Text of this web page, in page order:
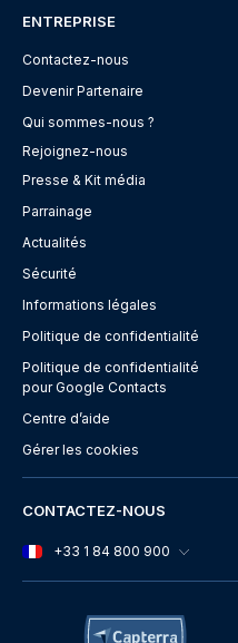
ENTREPRISE
Contactez-nous
Devenir Partenaire
Qui sommes-nous ?
Rejoignez-nous
Presse & Kit média
Parrainage
Actualités
Sécurité
Informations légales
Politique de confidentialité
Politique de confidentialité
pour Google Contacts
Centre d’aide
Gérer les cookies
CONTACTEZ-NOUS
+33 1 84 800 900